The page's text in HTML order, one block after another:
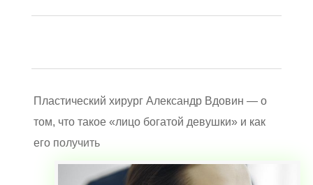
Пластический хирург Александр Вдовин — о
том, что такое «лицо богатой девушки» и как
его получить